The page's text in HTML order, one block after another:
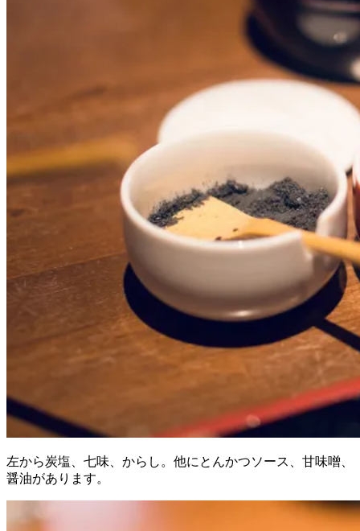
左から炭塩、七味、からし。他にとんかつソース、甘味噌、
醤油があります。